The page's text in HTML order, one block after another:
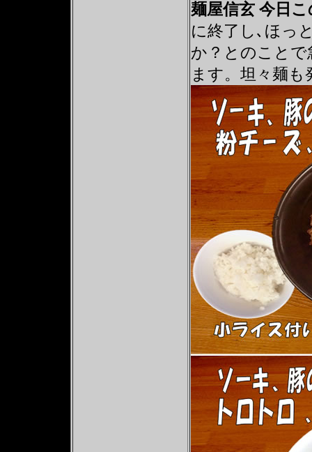
麺屋信玄 今日
に終了し､ほっ
か？とのこと
ます。坦々麺